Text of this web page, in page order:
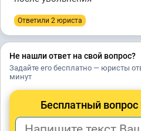
Ответили 2 юристa
Не нашли ответ на свой вопрос?
Задайте его бесплатно — юристы
минут
Бесплатный